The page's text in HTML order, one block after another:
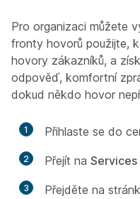
Pro organizaci můžete
fronty hovorů použijte,
hovory zákazníků, a
odpověď, komfortní
dokud někdo hovor
1 Přihlaste se do
2 Přejít na Services
3 Přejděte na